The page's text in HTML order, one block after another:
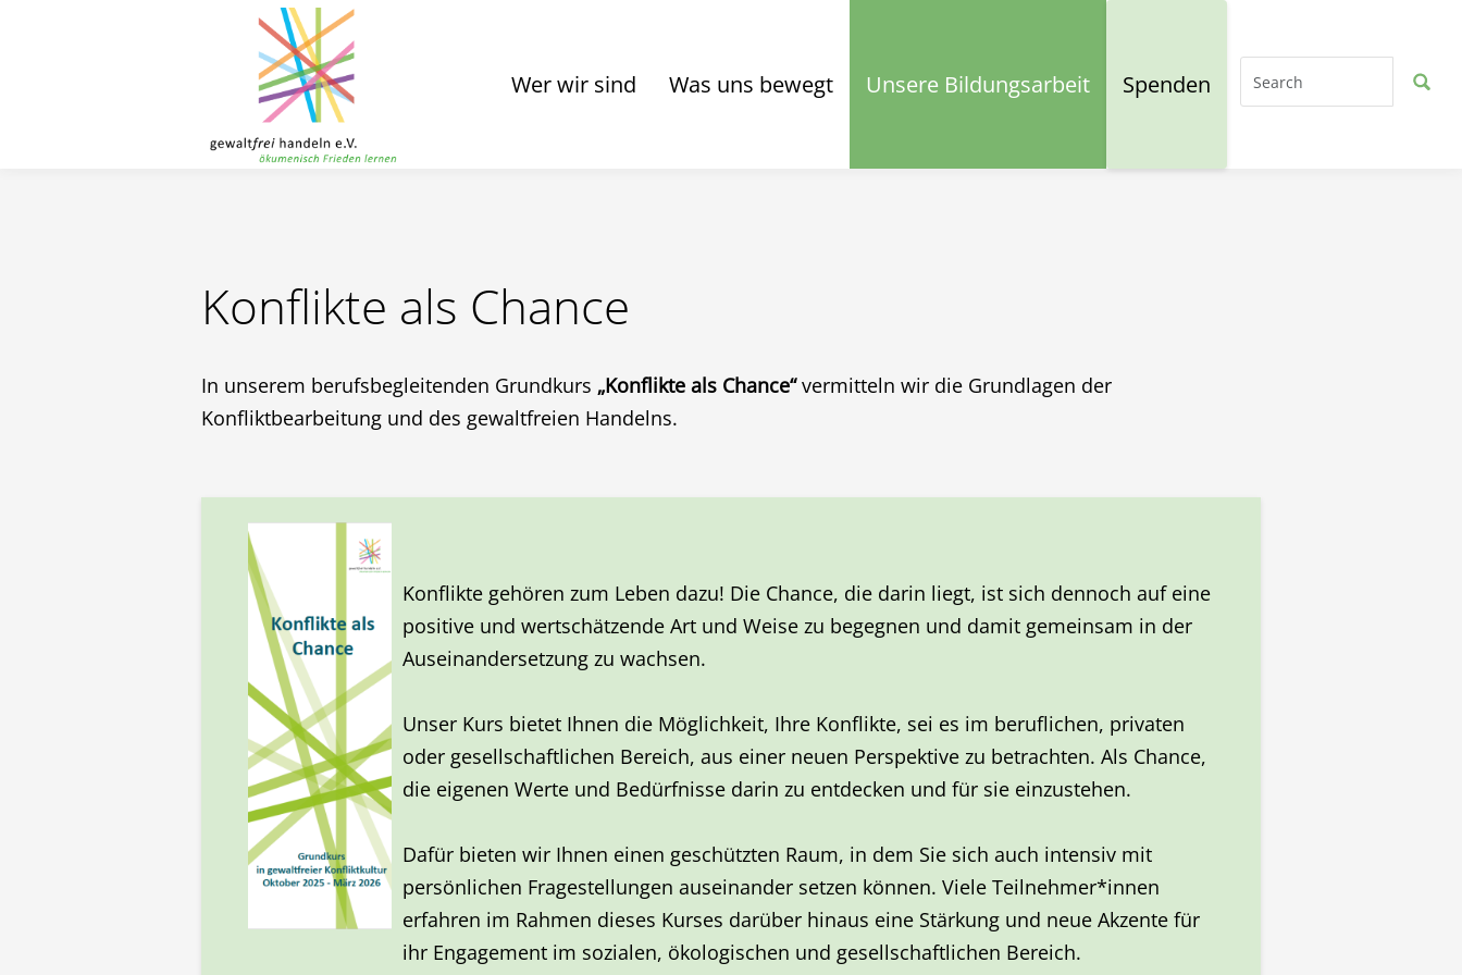
Wer wir sind Was uns bewegt Unsere Bildungsarbeit Spenden
Konflikte als Chance
In unserem berufsbegleitenden Grundkurs „Konflikte als Chance“vermitteln wir die Grundlagen der
Konfliktbearbeitung und des gewaltfreien Handelns.
Konflikte gehören zum Leben dazu! Die Chance, die darin liegt, ist sich dennoch auf eine
positive und wertschätzende Art und Weise zu begegnen und damit gemeinsam in der
Auseinandersetzung zu wachsen.
Unser Kurs bietet Ihnen die Möglichkeit, Ihre Konflikte, sei es im beruflichen, privaten
oder gesellschaftlichen Bereich, aus einer neuen Perspektive zu betrachten. Als Chance,
die eigenen Werte und Bedürfnisse darin zu entdecken und für sie einzustehen.
Dafür bieten wir Ihnen einen geschützten Raum, in dem Sie sich auch intensiv mit
persönlichen Fragestellungen auseinander setzen können. Viele Teilnehmer*innen
erfahren im Rahmen dieses Kurses darüber hinaus eine Stärkung und neue Akzente für
ihr Engagement im sozialen, ökologischen und gesellschaftlichen Bereich.